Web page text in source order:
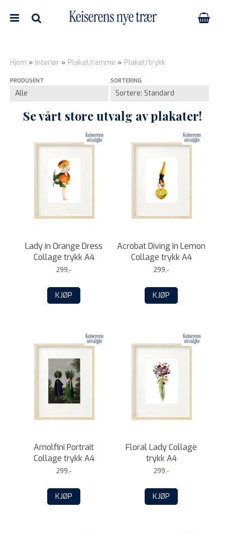
Hjem » Interiør » Plakat/ramme » Plakat/trykk
PRODUSENT SORTERING
Se vårt store utvalg av plakater!
Lady in Orange Dress
Collage trykk A4
299,-
KJØP
Acrobat Diving in Lemon
Collage trykk A4
299,-
KJØP
Arnolfini Portrait
Collage trykk A4
299,-
KJØP
Floral Lady Collage
trykk A4
299,-
KJØP
Trykk ENTER for å søke